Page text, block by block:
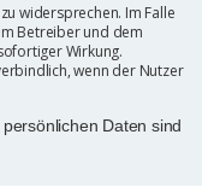
widersprechen. Im Falle
Betreiber und dem
Wirkung.
wenn der Nutzer
Daten sind